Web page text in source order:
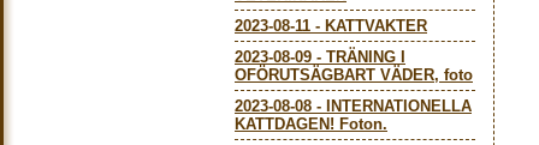
2023-08-11 - KATTVAKTER
2023-08-09 - TRÄNING I
OFÖRUTSÄGBART VÄDER, foto
2023-08-08 -
INTERNATIONELLA
KATTDAGEN! Foton.